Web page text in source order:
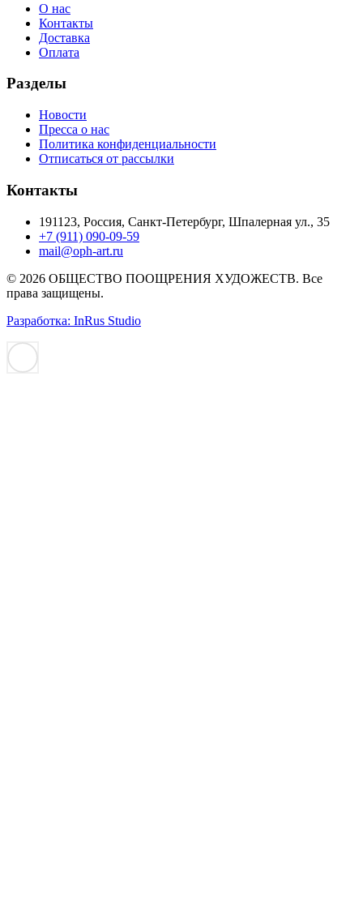
О нас
Контакты
Доставка
Оплата
Разделы
Новости
Пресса о нас
Политика конфиденциальности
Отписаться от рассылки
Контакты
191123, Россия, Санкт-Петербург, Шпалерная ул., 35
+7 (911) 090-09-59
mail@oph-art.ru
© 2026 ОБЩЕСТВО ПООЩРЕНИЯ ХУДОЖЕСТВ. Все
права защищены.
Разработка: InRus Studio